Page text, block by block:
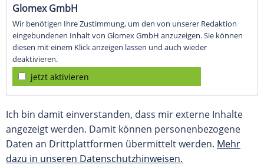
Glomex GmbH
Wir benötigen Ihre Zustimmung, um den von unserer Redaktion
eingebundenen Inhalt von Glomex GmbH anzuzeigen. Sie können
diesen mit einem Klick anzeigen lassen und auch wieder
deaktivieren.
jetzt aktivieren
Ich bin damit einverstanden, dass mir externe Inhalte
angezeigt werden. Damit können personenbezogene
Daten an Drittplattformen übermittelt werden. Mehr
dazu in unseren Datenschutzhinweisen.